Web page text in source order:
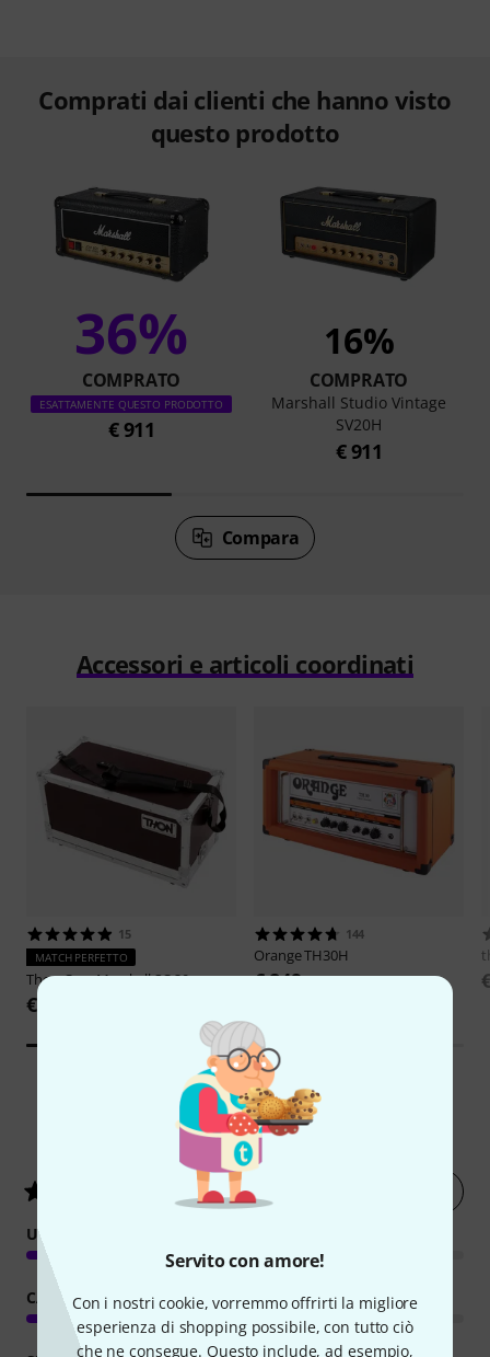
Servito con amore!
Con i nostri cookie, vorremmo offrirti la migliore
esperienza di shopping possibile, con tutto ciò
che ne consegue. Questo include, ad esempio,
Comprati dai clienti che hanno visto
questo prodotto
36%
COMPRATO
ESATTAMENTE QUESTO PRODOTTO
€ 911
16%
COMPRATO
Marshall Studio Vintage
SV20H
€ 911
Compara
Accessori e articoli coordinati
15
MATCH PERFETTO
ThonCase Marshall SC 20
€ 199
144
OrangeTH30H
€ 849
Valutazioni dei clienti
/ 5
USO
CARATTERISTICHE